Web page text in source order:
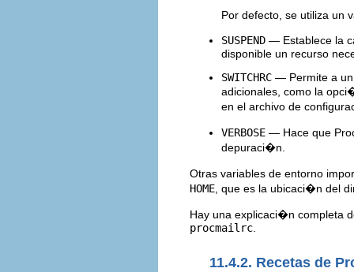
Por defecto, se utiliza un
SUSPEND — Establece la
disponible un recurso
SWITCHRC — Permite a un
adicionales, como la
en el archivo de
VERBOSE — Hace que
depuraci�n.
Otras variables de entorno
HOME , que es la ubicaci�n del
Hay una explicaci�n completa
procmailrc
11.4.2. Recetas de